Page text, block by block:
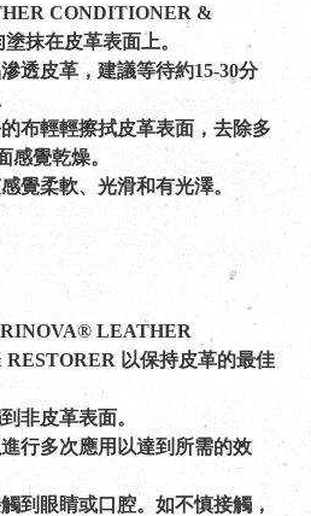
CONDITIONER &
抹在皮革表面上。
透皮革，建議等待約15-30分
布輕輕擦拭皮革表面，去除多
感覺乾燥。
覺柔軟、光滑和有光澤。
LEATHER
以保持皮革的最佳
非皮革表面。
行多次應用以達到所需的效
到眼睛或口腔。如不慎接觸，